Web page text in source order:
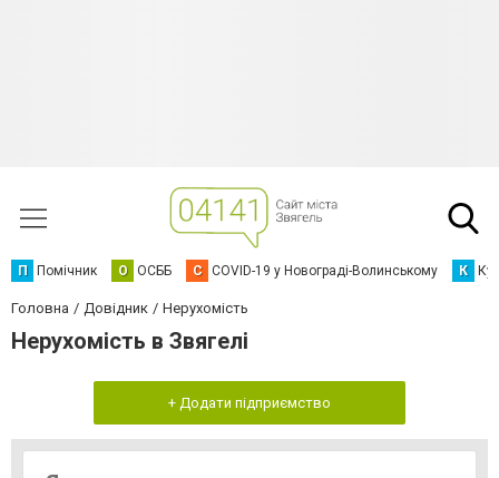
П Помічник О ОСББ C COVID-19 у Новограді-Волинському К
Головна Довідник Нерухомість
Нерухомість в Звягелі
+ Додати підприємство